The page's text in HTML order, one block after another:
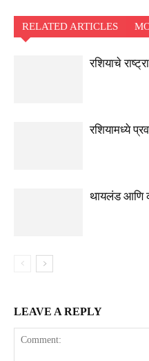
RELATED ARTICLES
रशियाचे
रशियामध्ये
थायलंड आणि
LEAVE A REPLY